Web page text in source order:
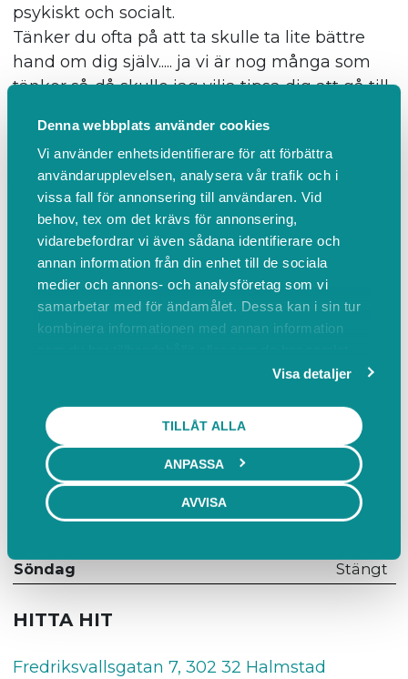
Denna webbplats använder cookies
Vi använder enhetsidentifierare för att förbättra
användarupplevelsen, analysera vår trafik och i
vissa fall för annonsering till användaren. Vid
behov, tex om det krävs för annonsering,
vidarebefordrar vi även sådana identifierare och
annan information från din enhet till de sociala
medier och annons- och analysföretag som vi
samarbetar med för ändamålet. Dessa kan i sin tur
kombinera informationen med annan information
Visa detaljer
TILLÅT ALLA
ANPASSA
AVVISA
psykiskt och socialt.
Tänker du ofta på att ta skulle ta lite bättre
hand om dig själv..... ja vi är nog många som
tänker så..då skulle jag vilja tipsa dig att gå till
försvinner och vi glömmer oss själva.
Tveka inte utan boka en tid hos mig så ska jag
ta hand om dig..
ÖPPETTIDER
Dag
Öppettider
Onsdag
13:00 - 20:00
Torsdag
Öppet efter förfrågan
Fredag
Stängt
Söndag
Stängt
HITTA HIT
Fredriksvallsgatan 7, 302 32 Halmstad